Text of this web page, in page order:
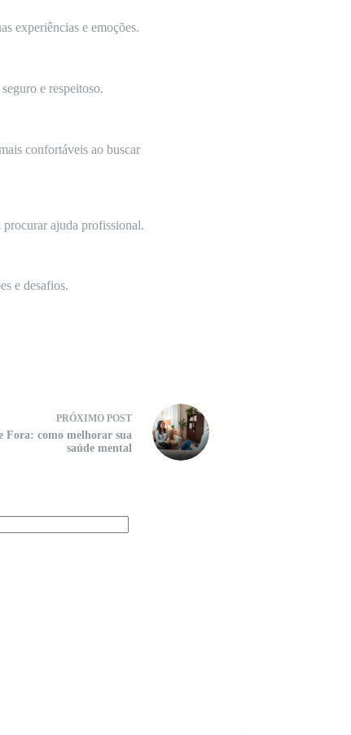
experiências e emoções.
e respeitoso.
confortáveis ao buscar
procurar ajuda profissional.
e desafios.
PRÓXIMO POST
Fora: como melhorar sua
saúde mental